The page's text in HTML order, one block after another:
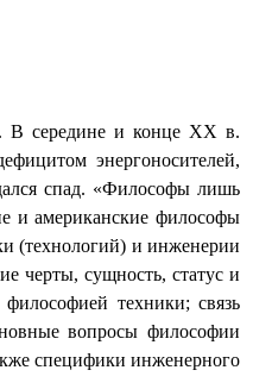
В середине и конце XXв.
энергоносителей,
спад. «Философы лишь
и американские философы
(технологий) и инженерии
черты, сущность, статус и
техники; связь
вопросы философии
специфики инженерного